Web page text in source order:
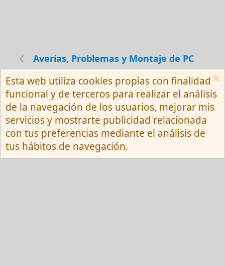
Averías, Problemas y Montaje de PC
Español (Neutro) Tu
Contactarnos
Términos y reglas
Privacy policy
Ayuda
R
S
S
Community platform by XenForo ® © 2010-
2026 XenForo Ltd.
Esta web utiliza cookies propias con finalidad
funcional y de terceros para realizar el análisis
de la navegación de los usuarios, mejorar mis
servicios y mostrarte publicidad relacionada
con tus preferencias mediante el análisis de
tus hábitos de navegación.